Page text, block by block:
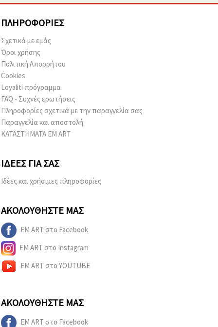
ΠΛΗΡΟΦΟΡΊΕΣ
Σχετικά με εμάς
Όροι χρήσης
Πολιτική Απορρήτου
Cookies
Loyaliti πρόγραμμα
FAQ - Συχνές ερωτήσεις
Πληροφορίες σχετικά με την παραγγελία σας
Παραγγελία και αποστολή
ΚΑΤΑΣΤΗΜΑΤΑ EM ART
ΙΔΈΕΣ ΓΙΑ ΣΑΣ
Ιδέες και χρήσιμες πληροφορίες
ΑΚΟΛΟΥΘΉΣΤΕ ΜΑΣ
EM ART στο Facebook
EM ART στο Instagram
EM ART στο YOUTUBE
ΑΚΟΛΟΥΘΉΣΤΕ ΜΑΣ
EM ART στο Facebook